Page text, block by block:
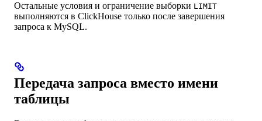
Остальные условия и ограничение выборки LIMIT
выполняются в ClickHouse только после завершения
запроса к MySQL.
Передача запроса вместо имени
таблицы